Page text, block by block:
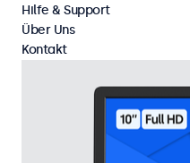
VGA 10 Zoll Monitore
Hilfe & Support
Über Uns
Kontakt